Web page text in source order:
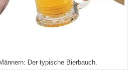
Der typische Bierbauch.